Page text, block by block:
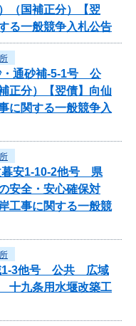
（国補正分）【翌
る一般競争入札公告
・通砂補-5-1号 公
正分）【翌債】向仙
に関する一般競争入
暮安1-10-2他号 県
安全・安心確保対
工事に関する一般競
1-3他号 公共 広域
九条用水堰改築工